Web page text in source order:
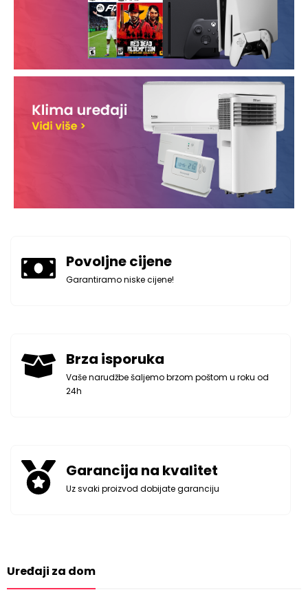
Povoljne cijene
Garantiramo niske cijene!
Brza isporuka
Vaše narudžbe šaljemo brzom poštom u roku od
24h
Garancija na kvalitet
Uz svaki proizvod dobijate garanciju
Uređaji za dom